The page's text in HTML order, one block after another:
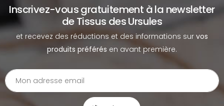
Inscrivez-vous gratuitement à la newsletter
de Tissus des Ursules
et recevez des réductions et des informations sur vos
produits préférés en avant première.